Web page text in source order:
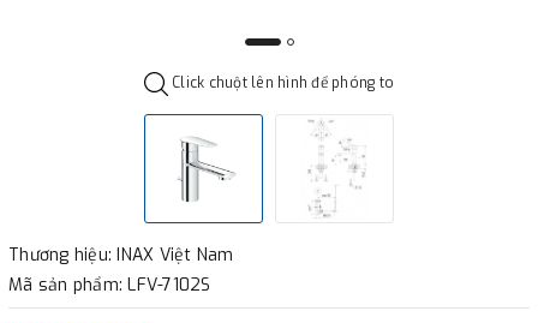
Click chuột lên hình để phóng to
Thương hiệu: INAX Việt Nam
Mã sản phẩm: LFV-7102S